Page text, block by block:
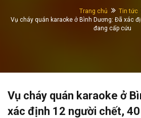
Trang chủ
Tin tức
Vụ cháy quán karaoke ở Bình Dương: Đã xác
đang cấp cứu
Vụ cháy quán karaoke ở
xác định 12 người chết,